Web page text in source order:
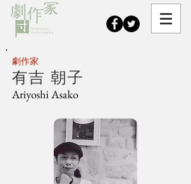
劇作家
有吉 朝子
Ariyoshi Asako